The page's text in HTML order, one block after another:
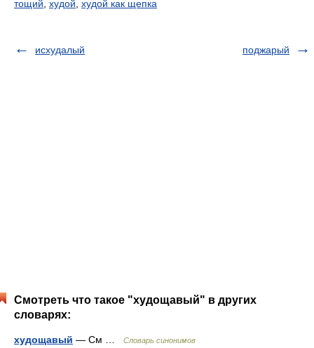
тощий худой худой как щепка
исхудалый поджарый
Смотреть что такое "худощавый" в других
словарях:
худощавый — См … Словарь синонимов